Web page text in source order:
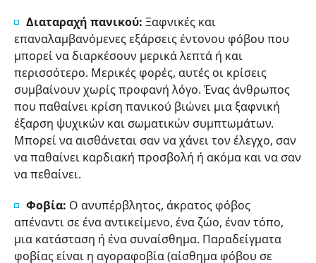
Διαταραχή πανικού: Ξαφνικές και
επαναλαμβανόμενες εξάρσεις έντονου φόβου που
μπορεί να διαρκέσουν μερικά λεπτά ή και
περισσότερο. Μερικές φορές, αυτές οι κρίσεις
συμβαίνουν χωρίς προφανή λόγο. Ένας άνθρωπος
που παθαίνει κρίση πανικού βιώνει μια ξαφνική
έξαρση ψυχικών και σωματικών συμπτωμάτων.
Μπορεί να αισθάνεται σαν να χάνει τον έλεγχο, σαν
να παθαίνει καρδιακή προσβολή ή ακόμα και να σαν
να πεθαίνει.
Φοβία: Ο ανυπέρβλητος, άκρατος φόβος
απέναντι σε ένα αντικείμενο, ένα ζώο, έναν τόπο,
μια κατάσταση ή ένα συναίσθημα. Παραδείγματα
φοβίας είναι η αγοραφοβία (αίσθημα φόβου σε